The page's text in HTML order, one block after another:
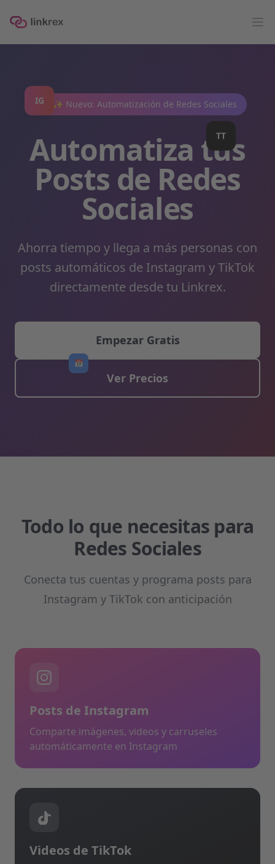
linkrex
✨ Nuevo: Automatización de Redes Sociales
Automatiza tus
Posts de Redes
Sociales
Ahorra tiempo y llega a más personas con
posts automáticos de Instagram y TikTok
directamente desde tu Linkrex.
Empezar Gratis
Ver Precios
IG
TT
📅
Todo lo que necesitas para
Redes Sociales
Conecta tus cuentas y programa posts para
Instagram y TikTok con anticipación
Posts de Instagram
Comparte imágenes, videos y carruseles
automáticamente en Instagram
Videos de TikTok